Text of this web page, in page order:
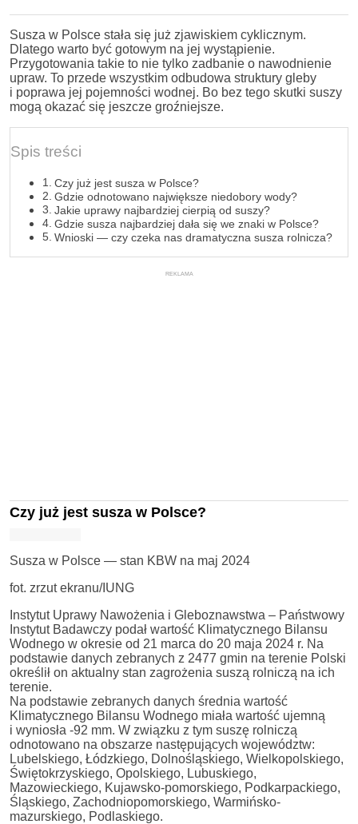
Susza w Polsce stała się już zjawiskiem cyklicznym.
Dlatego warto być gotowym na jej wystąpienie.
Przygotowania takie to nie tylko zadbanie o nawodnienie
upraw. To przede wszystkim odbudowa struktury gleby
i poprawa jej pojemności wodnej. Bo bez tego skutki suszy
mogą okazać się jeszcze groźniejsze.
Spis treści
Czy już jest susza w Polsce?
Gdzie odnotowano największe niedobory wody?
Jakie uprawy najbardziej cierpią od suszy?
Gdzie susza najbardziej dała się we znaki w Polsce?
Wnioski — czy czeka nas dramatyczna susza rolnicza?
REKLAMA
Czy już jest susza w Polsce?
Susza w Polsce — stan KBW na maj 2024
fot. zrzut ekranu/IUNG
Instytut Uprawy Nawożenia i Gleboznawstwa – Państwowy
Instytut Badawczy podał wartość Klimatycznego Bilansu
Wodnego w okresie od 21 marca do 20 maja 2024 r. Na
podstawie danych zebranych z 2477 gmin na terenie Polski
określił on aktualny stan zagrożenia suszą rolniczą na ich
terenie.
Na podstawie zebranych danych średnia wartość
Klimatycznego Bilansu Wodnego miała wartość ujemną
i wyniosła -92 mm. W związku z tym suszę rolniczą
odnotowano na obszarze następujących województw:
Lubelskiego, Łódzkiego, Dolnośląskiego, Wielkopolskiego,
Świętokrzyskiego, Opolskiego, Lubuskiego,
Mazowieckiego, Kujawsko-pomorskiego, Podkarpackiego,
Śląskiego, Zachodniopomorskiego, Warmińsko-
mazurskiego, Podlaskiego.